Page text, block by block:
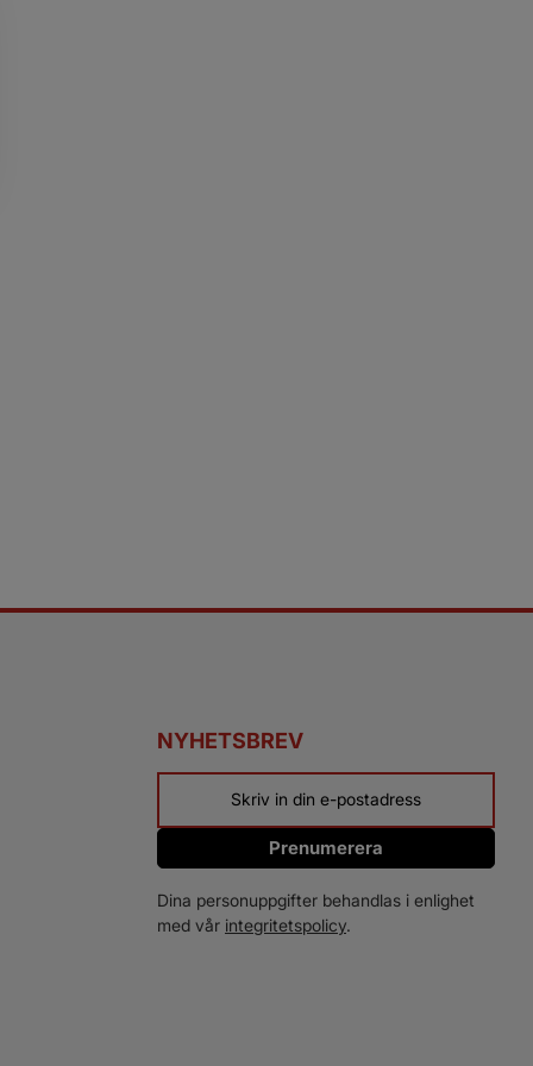
NYHETSBREV
Prenumerera
Dina personuppgifter behandlas i enlighet
med vår integritetspolicy.